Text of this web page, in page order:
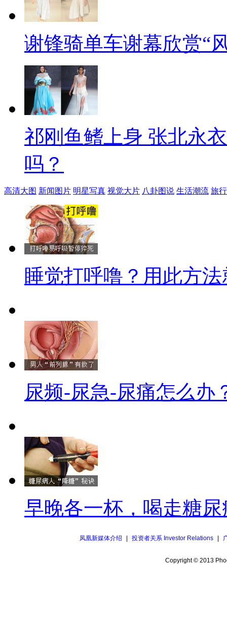
谢锋骑单车谢幕欣赏“
祁刚鱼鳍上身 张北永
吗？
高清大图 新闻图片 明星写真 视觉大片 八卦图说 生活潮流 旅
睡觉打呼噜？用此方
尿频-尿急-尿痛怎么办
早晚各一杯，喝走糖尿
凤凰新媒体介绍 投资者关系 Investor Relations
Copyright © 2013